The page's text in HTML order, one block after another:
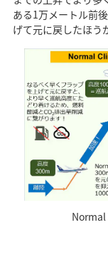
ある1万メートル前
げて元に戻したほう